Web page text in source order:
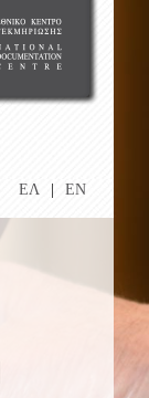
ΕΛ EN